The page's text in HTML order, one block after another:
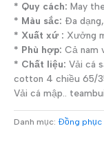
* Quy cách: May
* Màu sắc: Đa
* Xuất xứ : Xưởng
* Phù hợp: Cả nam
* Chất liệu: Vải cá
cotton 4 chiều 65/
Vải cá mập..
Danh mục: Đồng phục